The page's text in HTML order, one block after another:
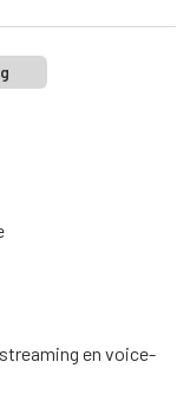
en voice-